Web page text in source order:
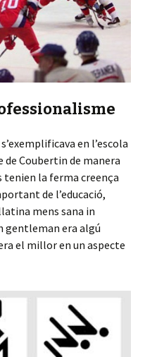
en l’escola
Coubertin de manera
tenien la ferma creença
de l’educació,
mens sana in
gentleman era algú
el millor en un aspecte